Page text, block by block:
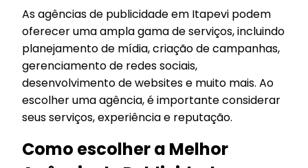
As agências de publicidade em Itapevi podem
oferecer uma ampla gama de serviços, incluindo
planejamento de mídia, criação de campanhas,
gerenciamento de redes sociais,
desenvolvimento de websites e muito mais. Ao
escolher uma agência, é importante considerar
seus serviços, experiência e reputação.
Como escolher a Melhor